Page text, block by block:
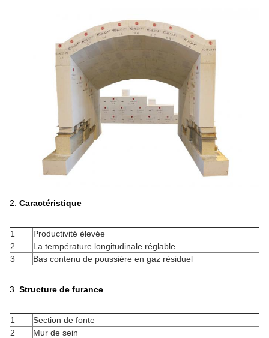
2. Caractéristique
1
Productivité élevée
2
La température longitudinale réglable
3
Bas contenu de poussière en gaz résiduel
3. Structure de furance
1
Section de fonte
2
Mur de sein